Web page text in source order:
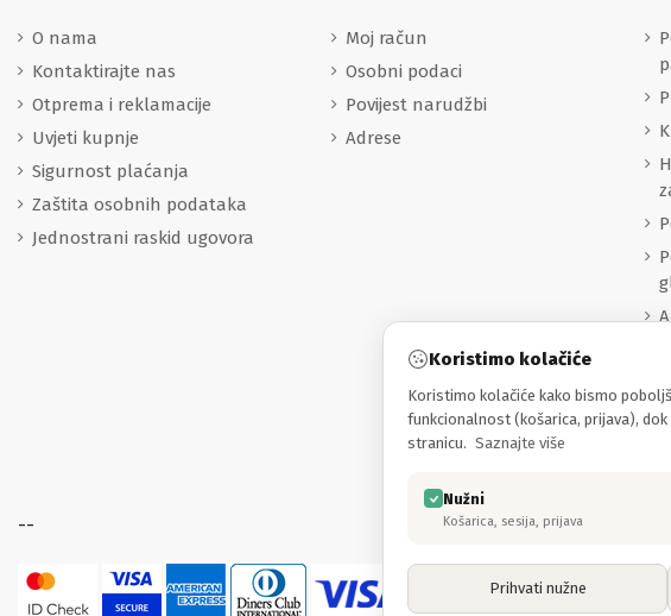
Koristimo kolačiće
Koristimo kolačiće kako bismo
funkcionalnost (košarica, prijava),
stranicu. Saznajte više
Nužni
Košarica, sesija, prijava
Prihvati nužne
O nama
Kontaktirajte nas
Otprema i reklamacije
Uvjeti kupnje
Sigurnost plaćanja
Zaštita osobnih podataka
Jednostrani raskid ugovora
Moj račun
Osobni podaci
Povijest narudžbi
Adrese
--